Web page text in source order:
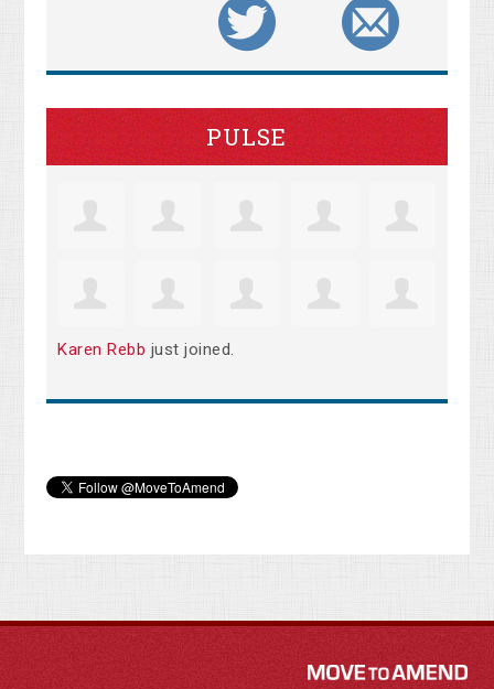
PULSE
Karen Rebb just joined.